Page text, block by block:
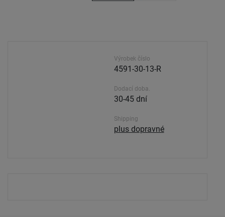
Výrobek číslo
4591-30-13-R
Dodací doba.
30-45 dní
Shipping
plus dopravné